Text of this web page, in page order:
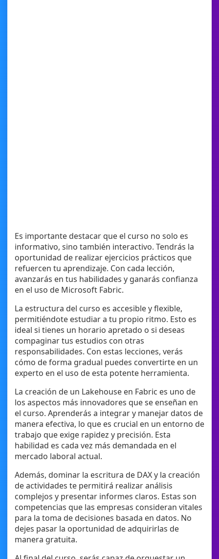
Es importante destacar que el curso no solo es
informativo, sino también interactivo. Tendrás la
oportunidad de realizar ejercicios prácticos que
refuercen tu aprendizaje. Con cada lección,
avanzarás en tus habilidades y ganarás confianza
en el uso de Microsoft Fabric.
La estructura del curso es accesible y flexible,
permitiéndote estudiar a tu propio ritmo. Esto es
ideal si tienes un horario apretado o si deseas
compaginar tus estudios con otras
responsabilidades. Con estas lecciones, verás
cómo de forma gradual puedes convertirte en un
experto en el uso de esta potente herramienta.
La creación de un Lakehouse en Fabric es uno de
los aspectos más innovadores que se enseñan en
el curso. Aprenderás a integrar y manejar datos de
manera efectiva, lo que es crucial en un entorno de
trabajo que exige rapidez y precisión. Esta
habilidad es cada vez más demandada en el
mercado laboral actual.
Además, dominar la escritura de DAX y la creación
de actividades te permitirá realizar análisis
complejos y presentar informes claros. Estas son
competencias que las empresas consideran vitales
para la toma de decisiones basada en datos. No
dejes pasar la oportunidad de adquirirlas de
manera gratuita.